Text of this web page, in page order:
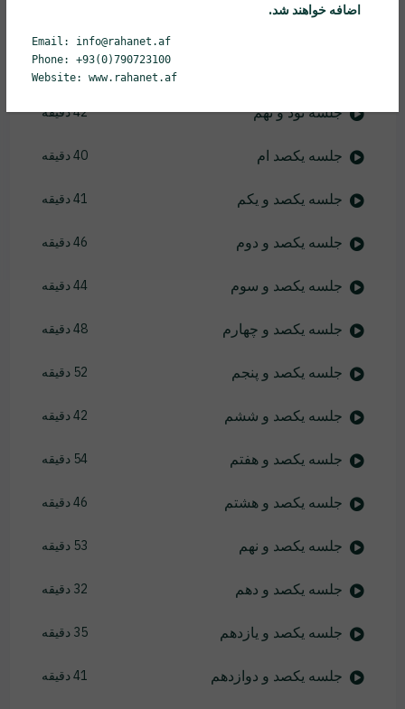
28 دقیقه
جلسه نود و نهم 42 دقیقه
جلسه یکصد ام 40 دقیقه
جلسه یکصد و یکم 41 دقیقه
جلسه یکصد و دوم 46 دقیقه
جلسه یکصد و سوم 44 دقیقه
جلسه یکصد و چهارم 48 دقیقه
جلسه یکصد و پنجم 52 دقیقه
جلسه یکصد و ششم 42 دقیقه
جلسه یکصد و هفتم 54 دقیقه
جلسه یکصد و هشتم 46 دقیقه
جلسه یکصد و نهم 53 دقیقه
جلسه یکصد و دهم 32 دقیقه
جلسه یکصد و یازدهم 35 دقیقه
جلسه یکصد و دوازدهم 41 دقیقه
اضافه خواهند شد.
Email: info@rahanet.af
Phone: +93(0)790723100
Website: www.rahanet.af